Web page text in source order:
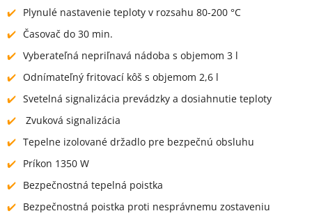
Plynulé nastavenie teploty v rozsahu 80-200 °C
Časovač do 30 min.
Vyberateľná nepriľnavá nádoba s objemom 3 l
Odnímateľný fritovací kôš s objemom 2,6 l
Svetelná signalizácia prevádzky a dosiahnutie teploty
Zvuková signalizácia
Tepelne izolované držadlo pre bezpečnú obsluhu
Príkon 1350 W
Bezpečnostná tepelná poistka
Bezpečnostná poistka proti nesprávnemu zostaveniu